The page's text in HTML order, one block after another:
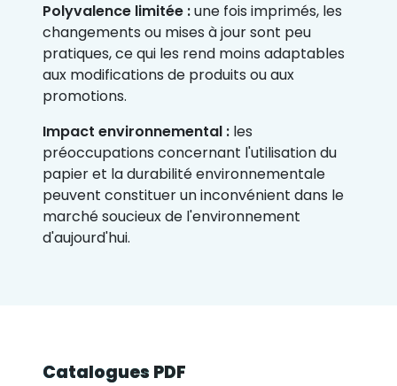
Polyvalence limitée :une fois imprimés, les
changements ou mises à jour sont peu
pratiques, ce qui les rend moins adaptables
aux modifications de produits ou aux
promotions.
Impact environnemental : les
préoccupations concernant l'utilisation du
papier et la durabilité environnementale
peuvent constituer un inconvénient dans le
marché soucieux de l'environnement
d'aujourd'hui.
Catalogues PDF